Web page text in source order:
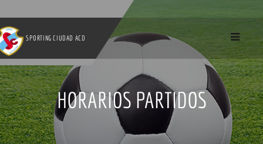
SPORTING CIUDAD ACD
HORARIOS PARTIDOS